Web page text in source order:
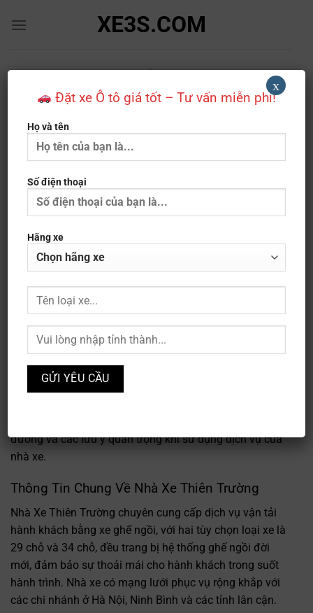
qua
XE3S.COM
Đặt Vé Nhà Xe Thiên Trường: Số
Nhất
Nhà Xe Thiên Trường là một trong những nhà xe uy tín
hoạt động trên tuyến Hà Nội – Ninh Bình với hơn 15 năm
kinh nghiệm trong ngành vận tải hành khách. Với đội
ngũ chuyên nghiệp và xe cộ hiện đại, nhà xe cung cấp
dịch vụ vận chuyển chất lượng cao, phục vụ nhu cầu di
đường và các lưu ý quan trọng khi sử dụng dịch vụ của
nhà xe.
Thông Tin Chung Về Nhà Xe Thiên Trường
Nhà Xe Thiên Trường chuyên cung cấp dịch vụ vận tải
hành khách bằng xe ghế ngồi, với hai tùy chọn loại xe là
29 chỗ và 34 chỗ, đều trang bị hệ thống ghế ngồi đời
mới, đảm bảo sự thoải mái cho hành khách trong suốt
hành trình. Nhà xe có mạng lưới phục vụ rộng khắp với
các chi nhánh ở Hà Nội, Ninh Bình và các tỉnh lân cận.
Đặt xe Ô tô giá tốt – Tư vấn miễn phí!
Họ và tên
Số điện thoại
Hãng xe
x